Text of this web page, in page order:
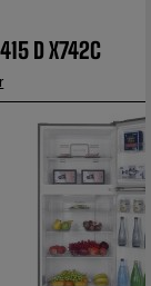
D X742C